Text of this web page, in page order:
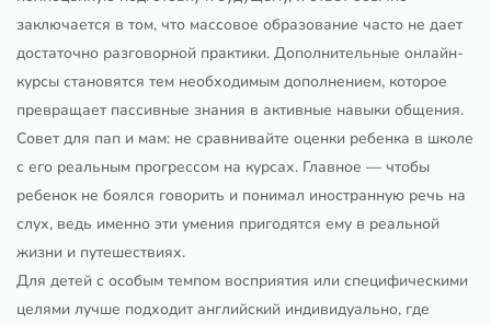
заключается в том, что массовое образование часто не дает
достаточно разговорной практики. Дополнительные онлайн-
курсы становятся тем необходимым дополнением, которое
превращает пассивные знания в активные навыки общения.
Совет для пап и мам: не сравнивайте оценки ребенка в школе
с его реальным прогрессом на курсах. Главное — чтобы
ребенок не боялся говорить и понимал иностранную речь на
слух, ведь именно эти умения пригодятся ему в реальной
жизни и путешествиях.
Для детей с особым темпом восприятия или специфическими
целями лучше подходит английский индивидуально, где